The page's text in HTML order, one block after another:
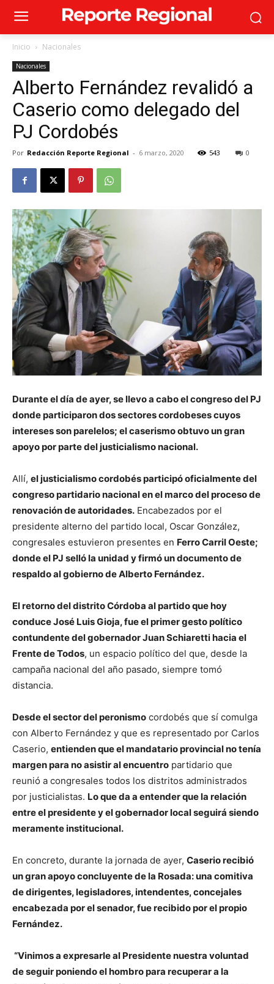
Inicio Nacionales
Nacionales
Alberto Fernández revalidó a
Caserio como delegado del
PJ Cordobés
Por Redacción Reporte Regional - 6 marzo, 2020 543 0
Durante el día de ayer, se llevo a cabo el congreso del PJ
donde participaron dos sectores cordobeses cuyos
intereses son parelelos; el caserismo obtuvo un gran
apoyo por parte del justicialismo nacional.
Allí, el justicialismo cordobés participó oficialmente del
congreso partidario nacional en el marco del proceso de
renovación de autoridades. Encabezados por el
presidente alterno del partido local, Oscar González,
congresales estuvieron presentes en Ferro Carril Oeste;
donde el PJ selló la unidad y firmó un documento de
respaldo al gobierno de Alberto Fernández.
El retorno del distrito Córdoba al partido que hoy
conduce José Luis Gioja, fue el primer gesto político
contundente del gobernador Juan Schiaretti hacia el
Frente de Todos, un espacio político del que, desde la
campaña nacional del año pasado, siempre tomó
distancia.
Desde el sector del peronismo cordobés que sí comulga
con Alberto Fernández y que es representado por Carlos
Caserio, entienden que el mandatario provincial no tenía
margen para no asistir al encuentro partidario que
reunió a congresales todos los distritos administrados
por justicialistas. Lo que da a entender que la relación
entre el presidente y el gobernador local seguirá siendo
meramente institucional.
En concreto, durante la jornada de ayer, Caserio recibió
un gran apoyo concluyente de la Rosada: una comitiva
de dirigentes, legisladores, intendentes, concejales
encabezada por el senador, fue recibido por el propio
Fernández.
“Vinimos a expresarle al Presidente nuestra voluntad
de seguir poniendo el hombro para recuperar a la